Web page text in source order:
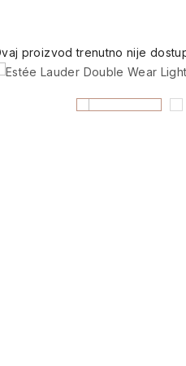
proizvod trenutno nije